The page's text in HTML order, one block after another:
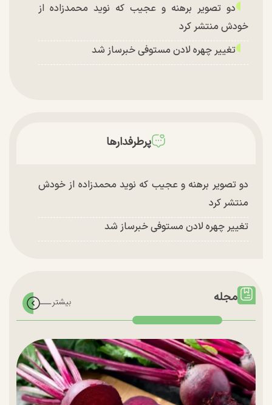
دو تصویر برهنه و عجیب که نوید محمدزاده از
خودش منتشر کرد
تغییر چهره لادن مستوفی خبرساز شد
پرطرفدارها
دو تصویر برهنه و عجیب که نوید محمدزاده از خودش
منتشر کرد
تغییر چهره لادن مستوفی خبرساز شد
مجله